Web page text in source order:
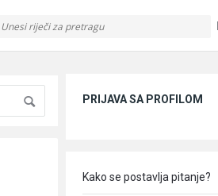
PRIJAVA SA PROFILOM
Kako se postavlja pitanje?